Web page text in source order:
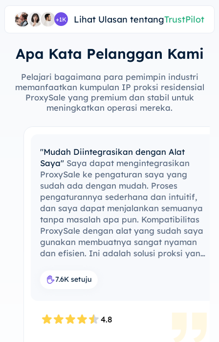
+1K Lihat Ulasan tentangTrustPilot
Apa Kata Pelanggan Kami
Pelajari bagaimana para pemimpin industri
memanfaatkan kumpulan IP proksi residensial
ProxySale yang premium dan stabil untuk
meningkatkan operasi mereka.
"Mudah Diintegrasikan dengan Alat
Saya"Saya dapat mengintegrasikan
ProxySale ke pengaturan saya yang
sudah ada dengan mudah. ​​Proses
pengaturannya sederhana dan intuitif,
dan saya dapat menjalankan semuanya
tanpa masalah apa pun. Kompatibilitas
ProxySale dengan alat yang sudah saya
gunakan membuatnya sangat nyaman
dan efisien. Ini adalah solusi proksi yang
7.6K setuju
4.8